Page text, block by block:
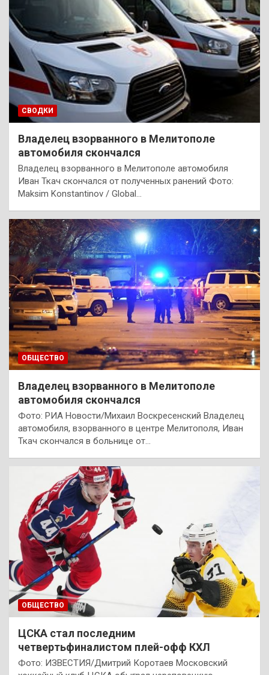
СВОДКИ
Владелец взорванного в Мелитополе
автомобиля скончался
Владелец взорванного в Мелитополе автомобиля
Иван Ткач скончался от полученных ранений Фото:
Maksim Konstantinov / Global…
ОБЩЕСТВО
Владелец взорванного в Мелитополе
автомобиля скончался
Фото: РИА Новости/Михаил Воскресенский Владелец
автомобиля, взорванного в центре Мелитополя, Иван
Ткач скончался в больнице от…
ОБЩЕСТВО
ЦСКА стал последним
четвертьфиналистом плей-офф КХЛ
Фото: ИЗВЕСТИЯ/Дмитрий Коротаев Московский